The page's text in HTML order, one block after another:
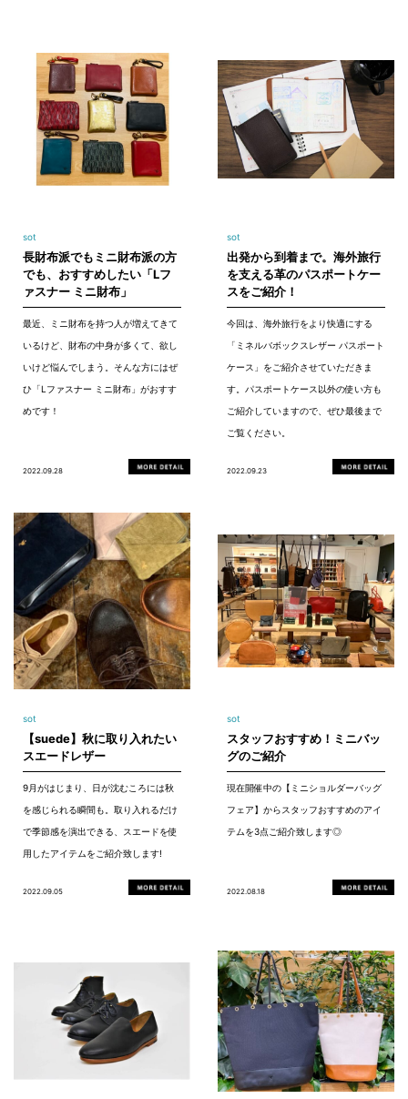
sot
長財布派でもミニ財布派の方
でも、おすすめしたい「Lフ
ァスナー ミニ財布」
最近、ミニ財布を持つ人が増えてきて
いるけど、財布の中身が多くて、欲し
いけど悩んでしまう。そんな方にはぜ
ひ「Lファスナー ミニ財布」がおすす
めです！
2022.09.28
sot
出発から到着まで。海外旅行
を支える革のパスポートケー
スをご紹介！
今回は、海外旅行をより快適にする
「ミネルバボックスレザー パスポート
ケース」をご紹介させていただきま
す。パスポートケース以外の使い方も
ご紹介していますので、ぜひ最後まで
ご覧ください。
2022.09.23
sot
【suede】秋に取り入れたい
スエードレザー
9月がはじまり、日が沈むころには秋
を感じられる瞬間も。取り入れるだけ
で季節感を演出できる、スエードを使
用したアイテムをご紹介致します!
2022.09.05
sot
スタッフおすすめ！ミニバッ
グのご紹介
現在開催中の【ミニショルダーバッグ
フェア】からスタッフおすすめのアイ
テムを3点ご紹介致します◎
2022.08.18